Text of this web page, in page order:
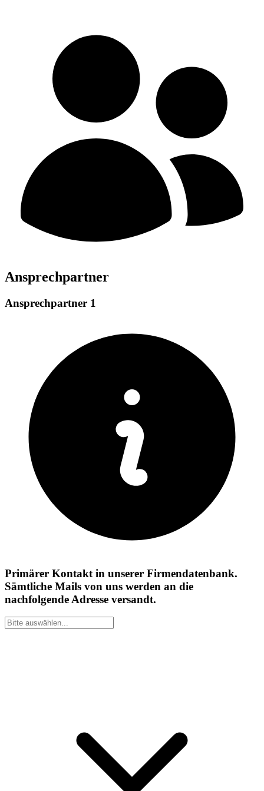
Ansprechpartner
Ansprechpartner 1
Primärer Kontakt in unserer Firmendatenbank.
Sämtliche Mails von uns werden an die
nachfolgende Adresse versandt.